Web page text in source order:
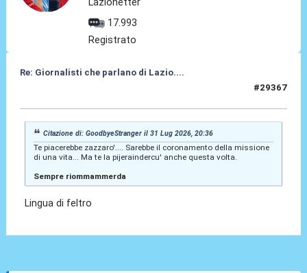
17.993
Registrato
Re: Giornalisti che parlano di Lazio....
#29367
Citazione di: GoodbyeStranger il 31 Lug 2026, 20:36
Te piacerebbe zazzaro'.... Sarebbe il coronamento della missione
di una vita... Ma te la pijeraindercu' anche questa volta.
Sempre riommammerda
Lingua di feltro